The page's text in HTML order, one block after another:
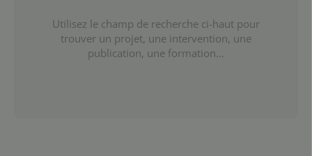
Utilisez le champ de recherche ci-haut pour
trouver un projet, une intervention, une
publication, une formation...